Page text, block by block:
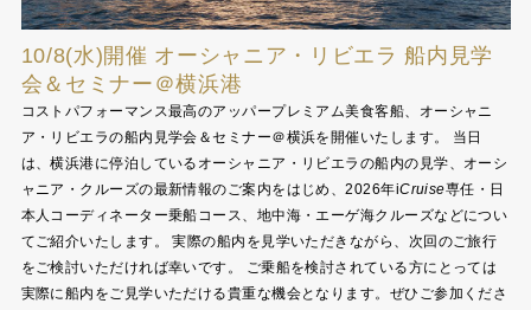
10/8(水)開催 オーシャニア・リビエラ 船内見学
会＆セミナー＠横浜港
コストパフォーマンス最高のアッパープレミアム美食客船、オーシャニ
ア・リビエラの船内見学会＆セミナー＠横浜を開催いたします。 当日
は、横浜港に停泊しているオーシャニア・リビエラの船内の見学、オーシ
ャニア・クルーズの最新情報のご案内をはじめ、2026年iCruise専任・日
本人コーディネーター乗船コース、地中海・エーゲ海クルーズなどについ
てご紹介いたします。 実際の船内を見学いただきながら、次回のご旅行
をご検討いただければ幸いです。 ご乗船を検討されている方にとっては
実際に船内をご見学いただける貴重な機会となります。ぜひご参加くださ